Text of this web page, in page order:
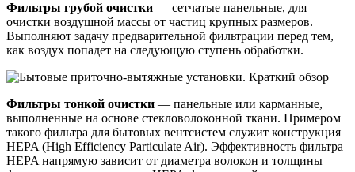
Фильтры грубой очистки — сетчатые панельные, для
очистки воздушной массы от частиц крупных размеров.
Выполняют задачу предварительной фильтрации перед тем,
как воздух попадет на следующую ступень обработки.
Фильтры тонкой очистки — панельные или карманные,
выполненные на основе стекловолоконной ткани. Примером
такого фильтра для бытовых вентсистем служит конструкция
HEPA (High Efficiency Particulate Air). Эффективность фильтра
HEPA напрямую зависит от диаметра волокон и толщины